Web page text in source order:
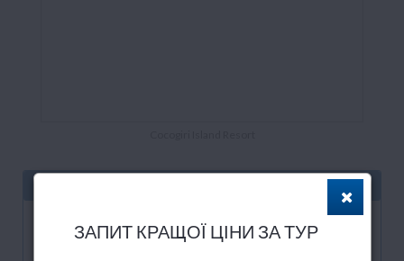
17.08.2022 на 8 днів
Питание: AI
ЗАПИТ КРАЩОЇ ЦІНИ ЗА ТУР